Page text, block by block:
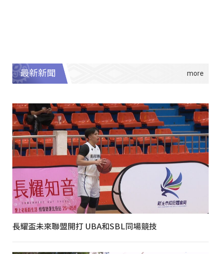
最新新聞
長耀盃未來聯盟開打 UBA和SBL同場競技